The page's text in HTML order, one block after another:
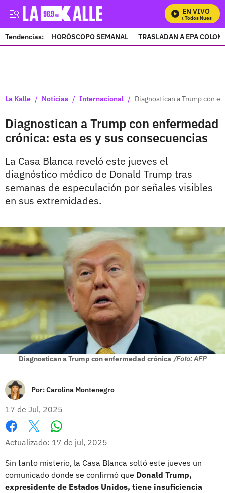
EN VIVO
Mira Todos Nuestros
Tendencias: HORÓSCOPO SEMANAL TRASLADAN A EPA
La Kalle / Noticias / Internacional / Diagnostican a Trump con
Diagnostican a Trump con enfermedad
crónica: esta es y sus consecuencias
La Casa Blanca reveló este jueves el
diagnóstico médico de Donald Trump tras
semanas de especulación por señales visibles
en sus extremidades.
Diagnostican a Trump con enfermedad crónica /Foto: AFP
Por:Carolina Montenegro
17 de Jul, 2025
Facebook
X
Actualizado: 17 de jul, 2025
Sin tanto misterio, la Casa Blanca soltó este jueves un
comunicado donde se confirmó que Donald Trump,
expresidente de Estados Unidos, tiene insuficiencia